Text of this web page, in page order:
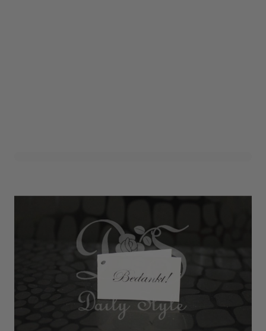
Zilver (24st)
Art. nr. 1411-350-BEDANKT-Z